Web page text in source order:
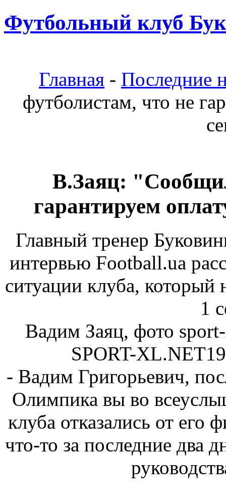
Футбольный клуб
Главная - Последние
футболистам, что не
В.Заяц:
гарантируем
Главный тренер
интервью Football.ua
ситуации клуба, который
1
Вадим Заяц, фото
SPORT-
- Вадим Григорьевич,
Олимпика вы во
клуба отказались от его
что-то за последние два